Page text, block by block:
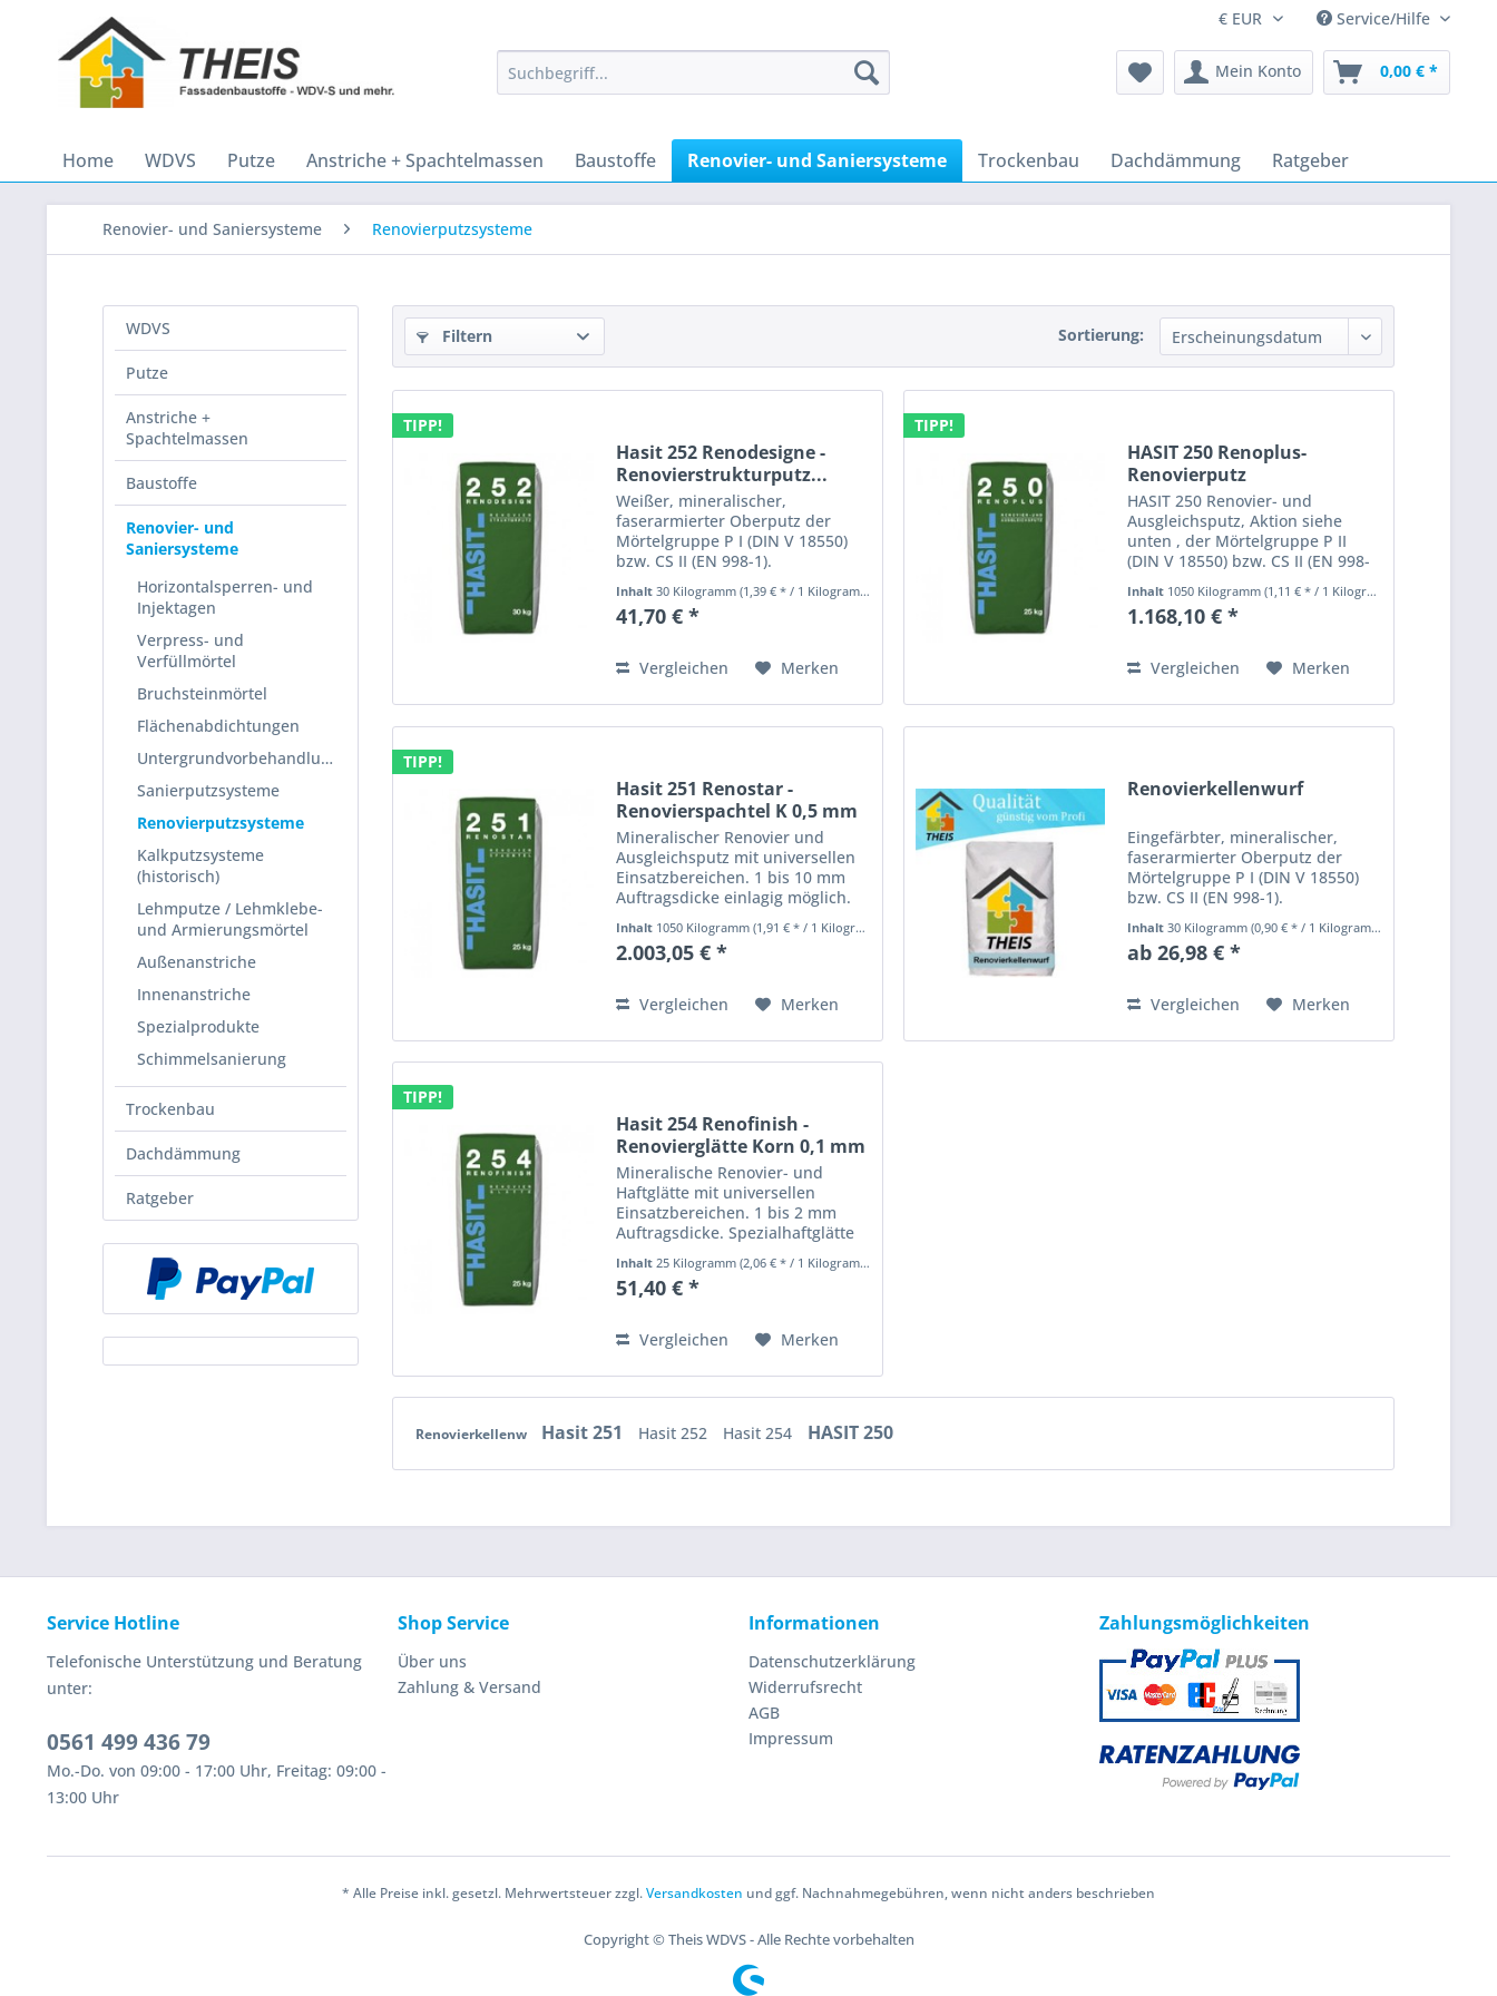
Service/Hilfe
Mein Konto 0,00 € *
Home WDVS Putze Anstriche + Spachtelmassen Baustoffe Renovier- und Saniersysteme Trockenbau Dachdämmung Ratgeber
Renovier- und Saniersysteme Renovierputzsysteme
WDVS
Putze
Anstriche +
Spachtelmassen
Baustoffe
Renovier- und
Saniersysteme
Horizontalsperren- und
Injektagen
Verpress- und
Verfüllmörtel
Bruchsteinmörtel
Flächenabdichtungen
Untergrundvorbehandlung
Sanierputzsysteme
Renovierputzsysteme
Kalkputzsysteme
(historisch)
Lehmputze / Lehmklebe-
und Armierungsmörtel
Außenanstriche
Innenanstriche
Spezialprodukte
Schimmelsanierung
Trockenbau
Dachdämmung
Ratgeber
Filtern Sortierung:
TIPP!
Hasit 252 Renodesigne -
Renovierstrukturputz...
Weißer, mineralischer,
faserarmierter Oberputz der
Mörtelgruppe P I (DIN V 18550)
bzw. CS II (EN 998-1).
Verschiedene Strukturen z.B.
Waschelputz möglich. Als
Oberputz für
Renovierputz. Eigenschaften :...
Inhalt30 Kilogramm(1,39 € * / 1 Kilogramm)
41,70 € *
Vergleichen Merken
TIPP!
HASIT 250 Renoplus-
Renovierputz
HASIT 250 Renovier- und
Ausgleichsputz, Aktion siehe
unten , der Mörtelgruppe P II
(DIN V 18550) bzw. CS II (EN 998-
1). Zum Überarbeiten und
Ausgleichen tragfähiger
Putzflächen (3–30 mm).
Verarbeitung,...
Inhalt 1050 Kilogramm(1,11 € * / 1 Kilogramm)
1.168,10 € *
Vergleichen Merken
TIPP!
Hasit 251 Renostar -
Renovierspachtel K 0,5 mm
Mineralischer Renovier und
Ausgleichsputz mit universellen
Einsatzbereichen. 1 bis 10 mm
Auftragsdicke einlagig möglich.
tragfähiger Putzflächen auch in
der Denkmalspflege.
Inhalt 1050 Kilogramm(1,91 € * / 1 Kilogramm)
2.003,05 € *
Vergleichen Merken
Renovierkellenwurf
Eingefärbter, mineralischer,
faserarmierter Oberputz der
Mörtelgruppe P I (DIN V 18550)
bzw. CS II (EN 998-1).
Renovierspritzbewurf. Als
Oberputz für
Renovierputz. Eigenschaften :
hervorragende...
Inhalt30 Kilogramm(0,90 € * / 1 Kilogramm)
ab 26,98 € *
Vergleichen Merken
TIPP!
Hasit 254 Renofinish -
Renovierglätte Korn 0,1 mm
Mineralische Renovier- und
Haftglätte mit universellen
Einsatzbereichen. 1 bis 2 mm
Auftragsdicke. Spezialhaftglätte
auf mineralischen Untergründen
wie Kalk-Zement-, Gips-Kalk-
Putze, tragfähige Altputze oder
Inhalt25 Kilogramm(2,06 € * / 1 Kilogramm)
51,40 € *
Vergleichen Merken
Renovierkellenw Hasit 251 Hasit 252 Hasit 254 HASIT 250
Service Hotline
Telefonische Unterstützung und Beratung
unter:
0561 499 436 79
Mo.-Do. von 09:00 - 17:00 Uhr, Freitag: 09:00 -
13:00 Uhr
Shop Service
Über uns
Zahlung & Versand
Informationen
Datenschutzerklärung
Widerrufsrecht
AGB
Impressum
Zahlungsmöglichkeiten
* Alle Preise inkl. gesetzl. Mehrwertsteuer zzgl.Versandkosten und ggf. Nachnahmegebühren, wenn nicht anders beschrieben
Copyright © Theis WDVS - Alle Rechte vorbehalten